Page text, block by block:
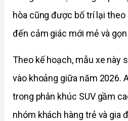
hòa cũng được bố trí lại
đến cảm giác mới mẻ và gọn
Theo kế hoạch, mẫu xe này
vào khoảng giữa năm 2026.
trong phân khúc SUV gầm
nhóm khách hàng trẻ và gia